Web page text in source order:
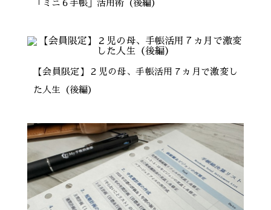
「ミニ６手帳」活用術（後編）
【会員限定】２児の母、手帳活用７ヵ月で激変し
た人生（後編）